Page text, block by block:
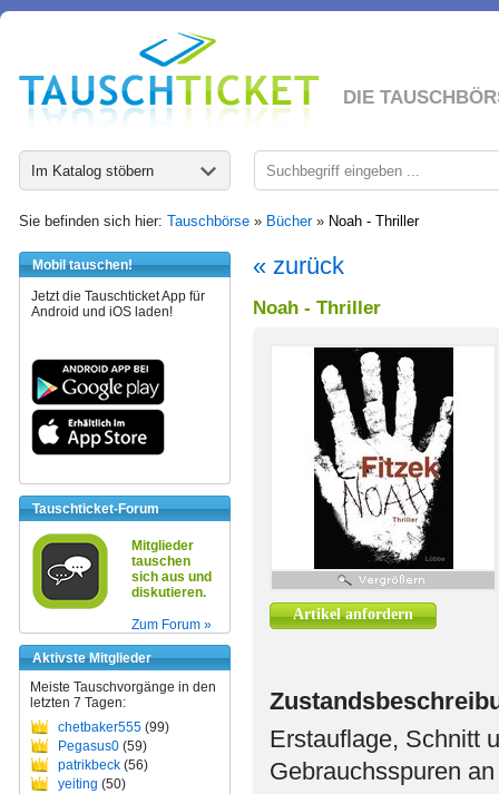
DIE
Im Katalog stöbern
Sie befinden sich hier: Tauschbörse » Bücher» Noah - Thriller
Mobil tauschen!
Jetzt die Tauschticket App für
Android und iOS laden!
Tauschticket-Forum
Mitglieder
tauschen
sich aus und
diskutieren.
Zum Forum »
Aktivste Mitglieder
Meiste Tauschvorgänge in den
letzten 7 Tagen:
chetbaker555 (99)
Pegasus0 (59)
patrikbeck (56)
yeiting (50)
« zurück
Noah - Thriller
Artikel anfordern
Erstauflage, Schnitt
Gebrauchsspuren